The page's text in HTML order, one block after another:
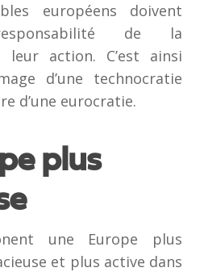
européens doivent
de la
leur action. C’est ainsi
d’une technocratie
d’une eurocratie.
plus
une Europe plus
et plus active dans